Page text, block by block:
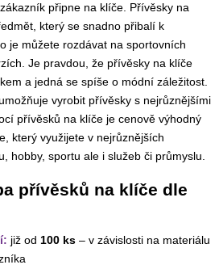
připne na klíče. Přívěsky na
který se snadno přibalí k
je můžete rozdávat na sportovních
Je pravdou, že přívěsky na klíče
a jedná se spíše o módní záležitost.
vyrobit přívěsky s nejrůznějšími
přívěsků na klíče je cenově výhodný
který využijete v nejrůznějších
hobby, sportu ale i služeb či průmyslu.
přívěsků na klíče dle
již od 100 ks – v závislosti na materiálu